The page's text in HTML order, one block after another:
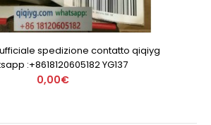
spedizione contatto qiqiyg
:+8618120605182 YG137
0,00€